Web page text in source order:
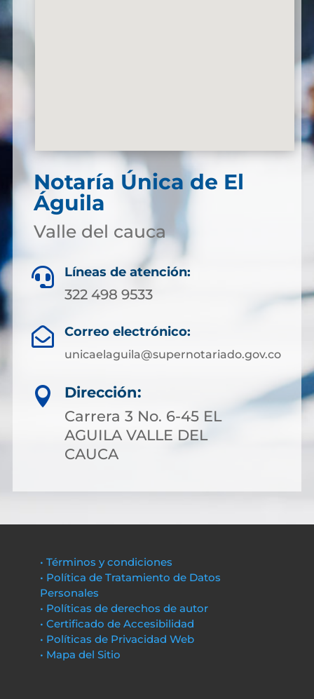
Notaría Única de El
Águila
Valle del cauca
 Líneas de atención:
322 498 9533
 Correo electrónico:
unicaelaguila@supernotariado.gov.co

Dirección:
Carrera 3 No. 6-45 EL
AGUILA VALLE DEL
CAUCA
• Términos y condiciones
• Política de Tratamiento de Datos
Personales
• Políticas de derechos de autor
• Certificado de Accesibilidad
• Políticas de Privacidad Web
• Mapa del Sitio